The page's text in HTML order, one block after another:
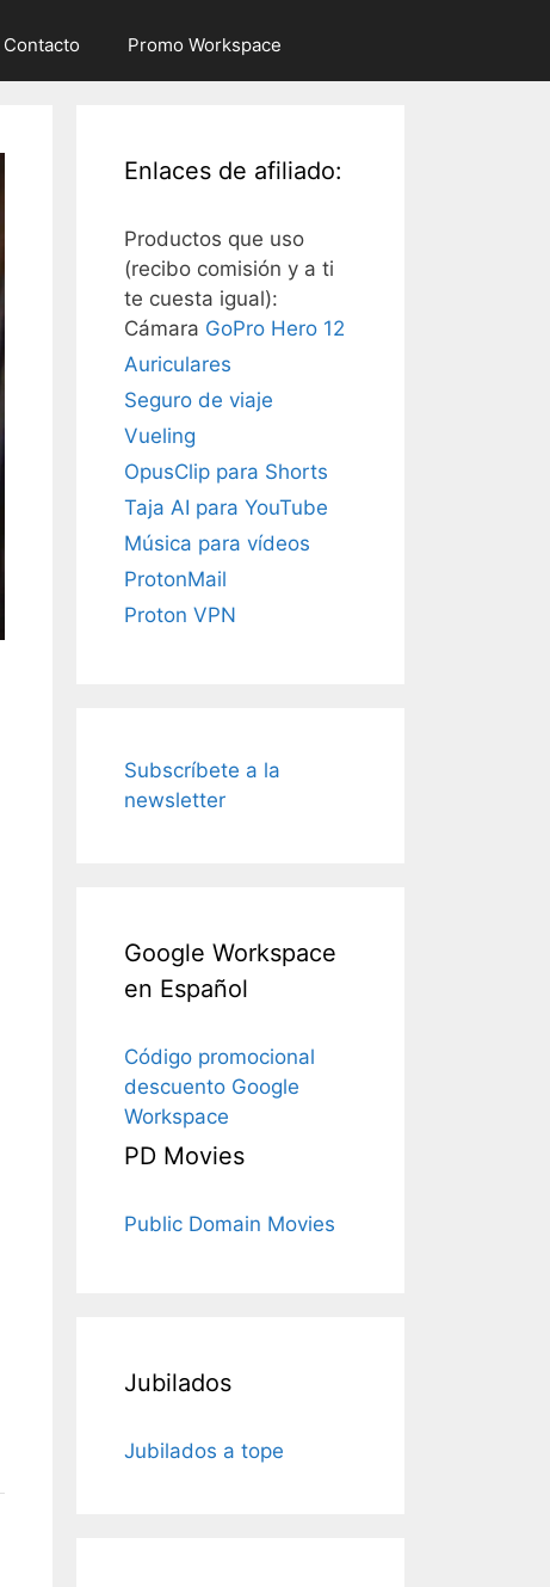
Contacto Promo Workspace
Enlaces de afiliado:
Productos que uso
(recibo comisión y a ti
te cuesta igual):
Cámara GoPro Hero 12
Auriculares
Seguro de viaje
Vueling
OpusClip para Shorts
Taja AI para YouTube
Música para vídeos
ProtonMail
Proton VPN
Subscríbete a la
newsletter
Google Workspace
en Español
Código promocional
descuento Google
Workspace
PD Movies
Public Domain Movies
Jubilados
Jubilados a tope